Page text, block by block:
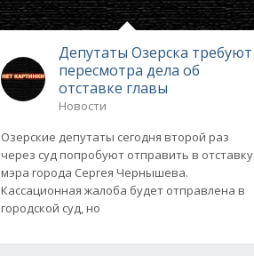
Депутаты Озерска требуют
пересмотра дела об
отставке главы
Новости
Озерские депутаты сегодня второй раз
через суд попробуют отправить в отставку
мэра города Сергея Чернышева.
Кассационная жалоба будет отправлена в
городской суд, но